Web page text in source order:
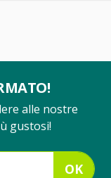
alle nostre
gustosi!
OK